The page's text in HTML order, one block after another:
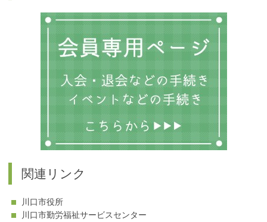
関連リンク
川口市役所
川口市勤労福祉サービスセンター